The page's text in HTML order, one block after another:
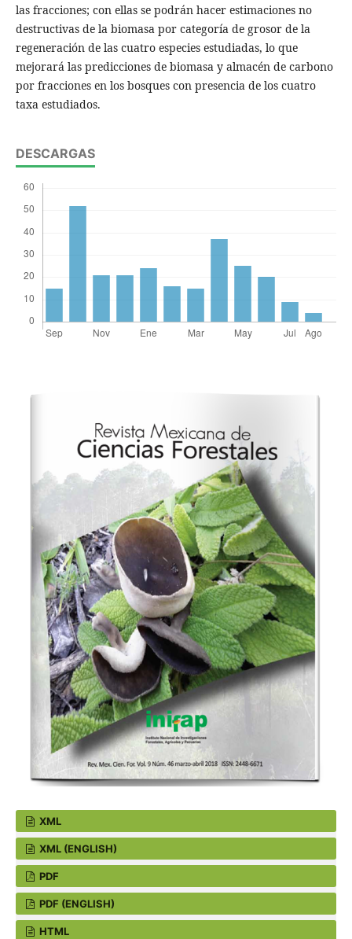
las fracciones; con ellas se podrán hacer estimaciones no
destructivas de la biomasa por categoría de grosor de la
regeneración de las cuatro especies estudiadas, lo que
mejorará las predicciones de biomasa y almacén de carbono
por fracciones en los bosques con presencia de los cuatro
taxa estudiados.
DESCARGAS
XML
XML (ENGLISH)
PDF
PDF (ENGLISH)
HTML